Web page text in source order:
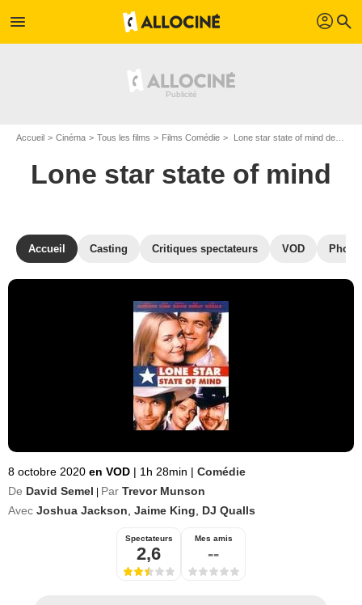
menu profil search
Accueil Cinéma Tous les films Films Comédie Lone star state of mind de David Semel
Lone star state of mind
Accueil Casting Critiques spectateurs VOD
8 octobre 2020 en VOD | 1h 28min | Comédie
De David Semel Par Trevor Munson
Avec Joshua Jackson Jaime King DJ Qualls
Spectateurs
2,6
Mes amis
--